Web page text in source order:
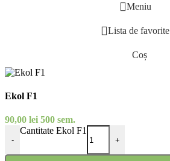
Meniu
Lista de favorite
Coș
Ekol F1
90,00 lei 500 sem.
-
Cantitate Ekol F1
+